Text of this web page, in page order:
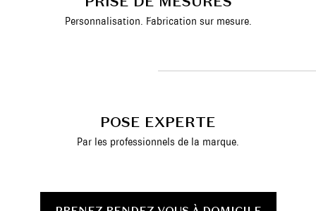
Personnalisation. Fabrication sur mesure.
POSE EXPERTE
Par les professionnels de la marque.